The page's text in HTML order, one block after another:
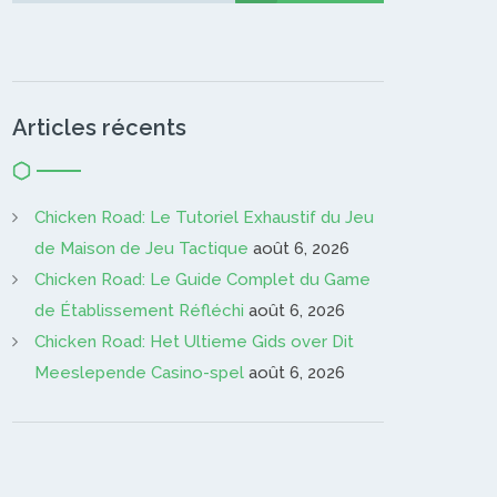
Articles récents
Chicken Road: Le Tutoriel Exhaustif du Jeu
de Maison de Jeu Tactique août 6, 2026
Chicken Road: Le Guide Complet du Game
de Établissement Réfléchi août 6, 2026
Chicken Road: Het Ultieme Gids over Dit
Meeslepende Casino-spel août 6, 2026